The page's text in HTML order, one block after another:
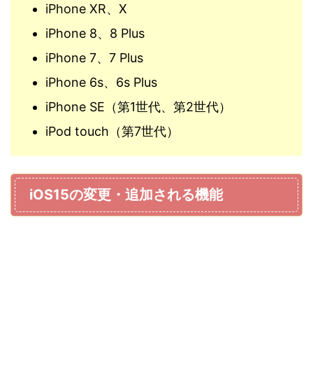
iPhone XR、X
iPhone 8、8 Plus
iPhone 7、7 Plus
iPhone 6s、6s Plus
iPhone SE（第1世代、第2世代）
iPod touch（第7世代）
iOS15の変更・追加される機能